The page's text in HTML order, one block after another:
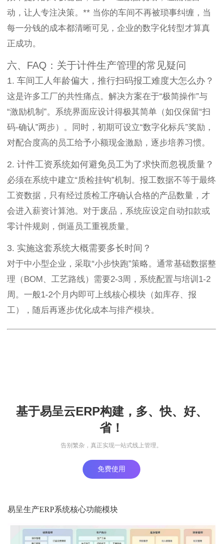
动，让人专注决策。** 当你的车间不再被琐事纠缠，当
每一分钱的成本都清晰可见，企业的数字化转型才算真
正成功。
六、FAQ：关于计件生产管理的常见疑问
1. 车间工人年龄偏大，推行扫码报工难度大怎么办？
这是许多工厂的共性痛点。解决方案在于“极简操作”与
“激励机制”。系统界面应设计得极其简单（如仅保留“扫
码-确认”两步）。同时，初期可设立“数字化标兵”奖励，
对配合度高的员工给予小额现金激励，逐步培养习惯。
2. 计件工资系统如何避免员工为了求快而忽视质量？
必须在系统中建立“质检挂钩”机制。报工数据不等于最终
工资数据，只有经过质检工序确认合格的产品数量，才
会进入薪资计算池。对于废品，系统应设定自动扣款或
零计件规则，倒逼员工重视质量。
3. 实施这套系统大概需要多长时间？
对于中小型企业，采取“小步快跑”策略。通常基础数据整
理（BOM、工艺路线）需要2-3周，系统配置与培训1-2
周。一般1-2个月内即可上线核心模块（如库存、报
工），随后再逐步优化成本与排产模块。
基于易呈云ERP构建，多、快、好、
省！
告别繁杂，真正实现一站式线上管理。
免费使用
易呈生产ERP系统核心功能模块